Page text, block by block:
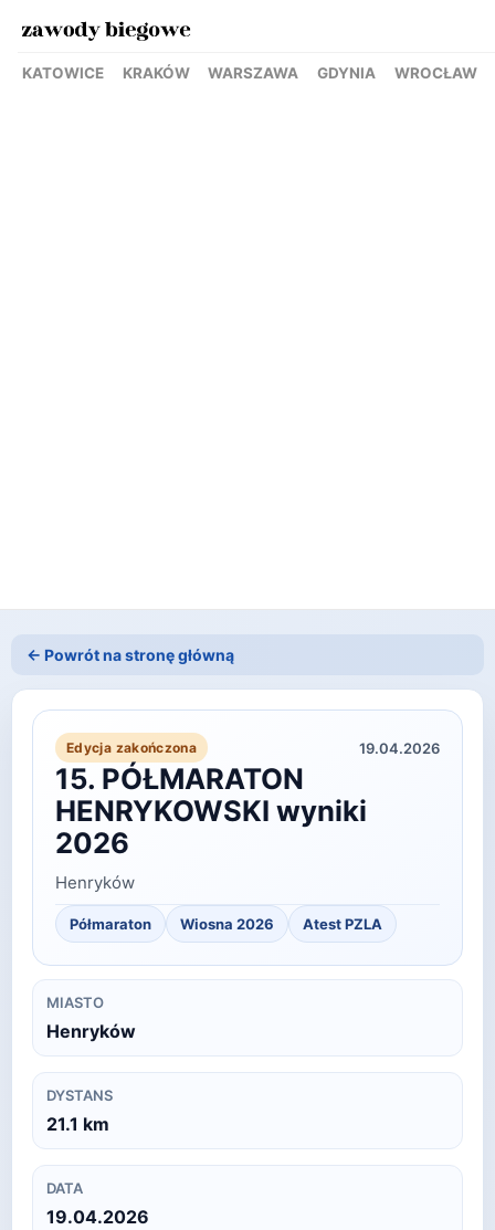
KATOWICE KRAKÓW WARSZAWA GDYNIA WROCŁAW
← Powrót na stronę główną
Edycja zakończona 19.04.2026
15. PÓŁMARATON
HENRYKOWSKI wyniki
2026
Henryków
Półmaraton Wiosna 2026 Atest PZLA
MIASTO
Henryków
DYSTANS
21.1 km
DATA
19.04.2026